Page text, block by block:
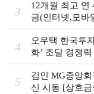
3
12개월 최고 연
금(인터넷,모바
예금금리-8월 1
4
오우택 한국투
화ʼ 조달 경쟁
(12)]
5
김인 MG중앙
신 시동 [상호